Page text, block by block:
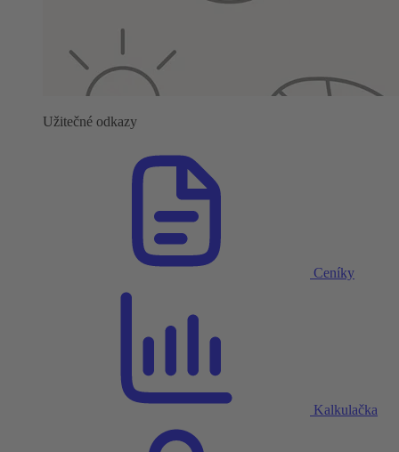
Užitečné odkazy
Ceníky
Kalkulačka